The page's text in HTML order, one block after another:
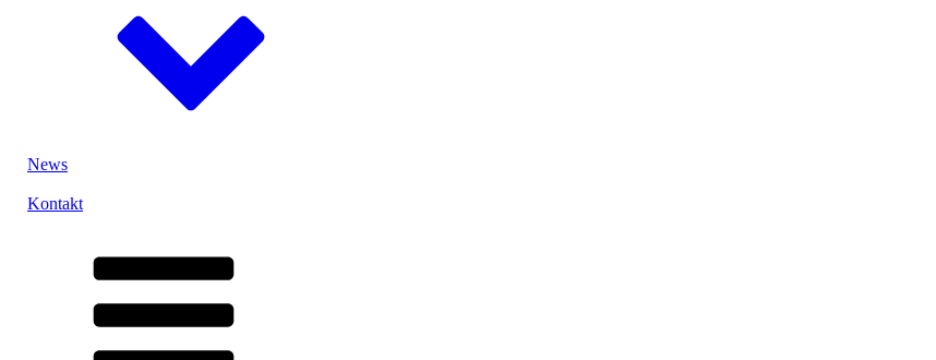
Ihre Idee, unsere Lösung
Lithium-Polymer-Akku
Lithium-Primärbatterie
Bleiakku
Alkali-Mangan-Zellen
Lithium Powerblock
Ladegeräte
Wir stellen uns vor
News
Kontakt